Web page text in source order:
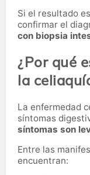
Si el resultado
confirmar el
con biopsia
¿Por qué
la
La enfermedad
síntomas
síntomas son
Entre las
encuentran: